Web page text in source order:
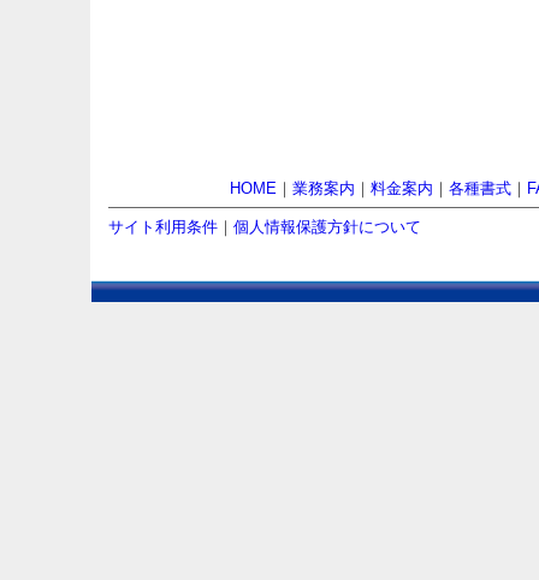
HOME ｜ 業務案内 ｜ 料金案内 ｜ 各種書式 ｜
サイト利用条件 ｜ 個人情報保護方針について